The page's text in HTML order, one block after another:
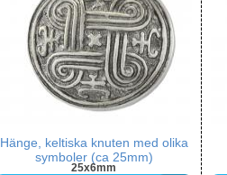
Hänge, keltiska knuten med olika
symboler (ca 25mm)
25x6mm